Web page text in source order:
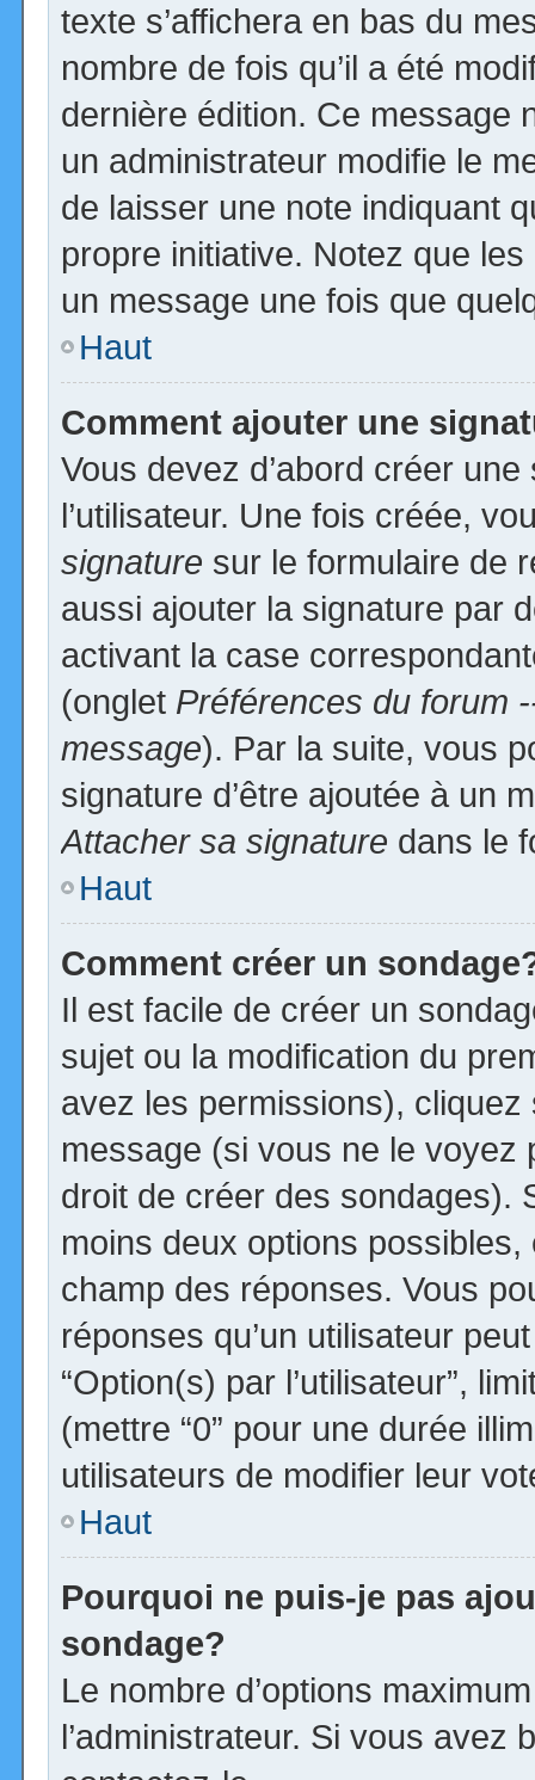
texte s’affichera en bas du
nombre de fois qu’il a été
dernière édition. Ce message
un administrateur modifie le
de laisser une note indiquant
propre initiative. Notez que
un message une fois que
Haut
Comment ajouter une
Vous devez d’abord créer
l’utilisateur. Une fois créée,
signature sur le formulaire de
aussi ajouter la signature par
activant la case
(onglet Préférences du forum
message). Par la suite, vous
signature d’être ajoutée à un
Attacher sa signature dans le
Haut
Comment créer un
Il est facile de créer un
sujet ou la modification du
avez les permissions), cliquez
message (si vous ne le voyez
droit de créer des sondages).
moins deux options
champ des réponses. Vous
réponses qu’un utilisateur
“Option(s) par l’utilisateur”,
(mettre “0” pour une durée
utilisateurs de modifier leur
Haut
Pourquoi ne puis-je pas
sondage?
Le nombre d’options
l’administrateur. Si vous avez